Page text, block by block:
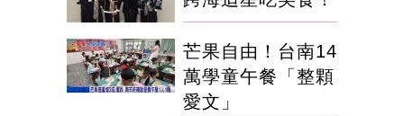
芒果自由！台南14
萬學童午餐「整顆
愛文」